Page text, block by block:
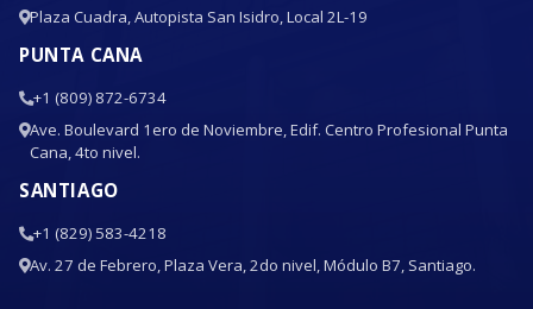
Plaza Cuadra, Autopista San Isidro, Local 2L-19
PUNTA CANA
+1 (809) 872-6734
Ave. Boulevard 1ero de Noviembre, Edif. Centro Profesional Punta
Cana, 4to nivel.
SANTIAGO
+1 (829) 583-4218
Av. 27 de Febrero, Plaza Vera, 2do nivel, Módulo B7, Santiago.